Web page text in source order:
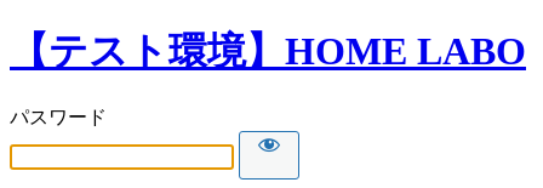
【テスト環境】HOME LABO
パスワード